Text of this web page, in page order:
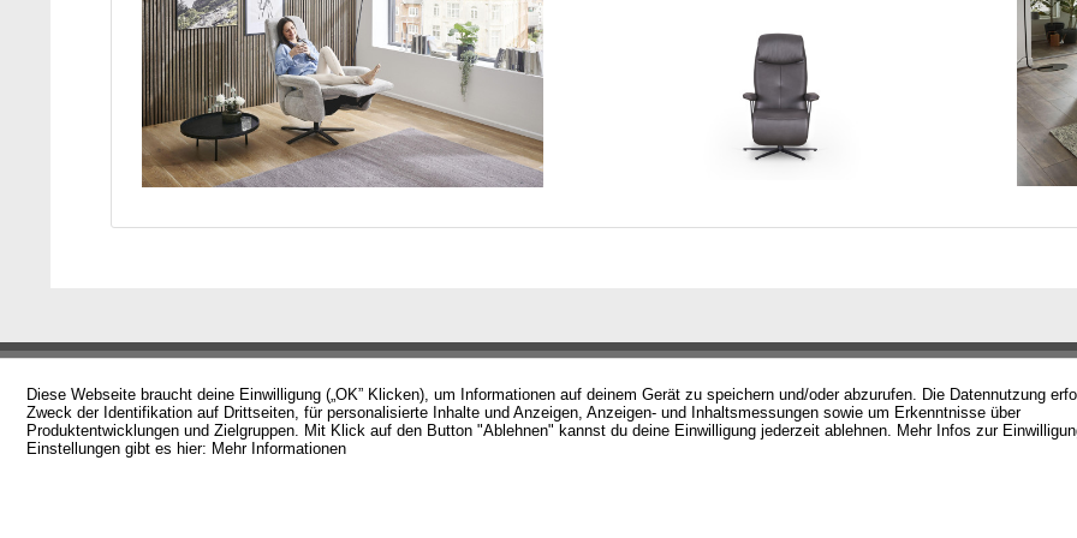
BERATUNG & BESTELLUNG
Stoffmuster & Ledermuster
FRAGEN & ANTWORTEN
Alle häufigen Fragen
FORMELLES &
Vertrag widerrufen
Diese Webseite braucht deine Einwilligung („OK” Klicken), um Informationen auf deinem Gerät zu speichern und/oder abzurufen. Die Datennutzung
Zweck der Identifikation auf Drittseiten, für personalisierte Inhalte und Anzeigen, Anzeigen- und Inhaltsmessungen sowie um Erkenntnisse über
Produktentwicklungen und Zielgruppen. Mit Klick auf den Button "Ablehnen" kannst du deine Einwilligung jederzeit ablehnen. Mehr Infos zur
Einstellungen gibt es hier: Mehr Informationen